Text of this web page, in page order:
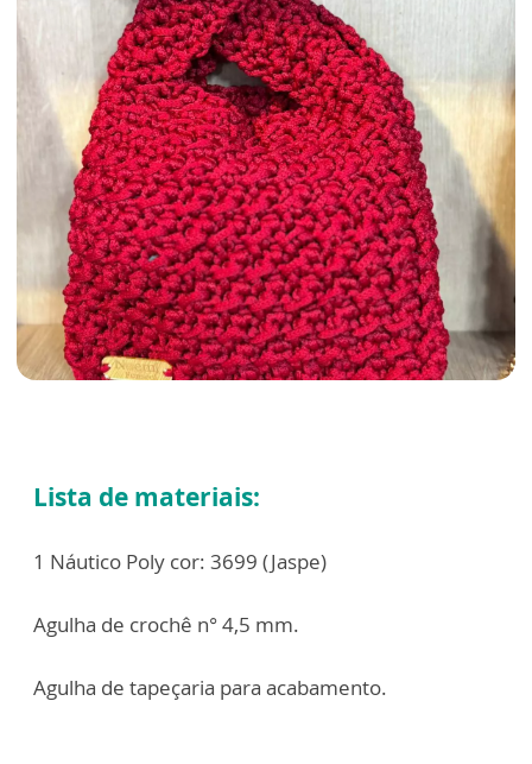
Lista de materiais:
1 Náutico Poly cor: 3699 (Jaspe)
Agulha de crochê n° 4,5 mm.
Agulha de tapeçaria para acabamento.